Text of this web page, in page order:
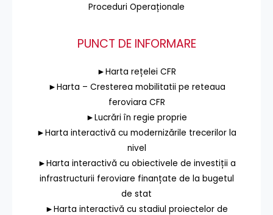
Proceduri Operaționale
PUNCT DE INFORMARE
►Harta rețelei CFR
►Harta – Cresterea mobilitatii pe reteaua
feroviara CFR
►Lucrări în regie proprie
►Harta interactivă cu modernizările trecerilor la
nivel
►Harta interactivă cu obiectivele de investiții a
infrastructurii feroviare finanțate de la bugetul
de stat
►Harta interactivă cu stadiul proiectelor de